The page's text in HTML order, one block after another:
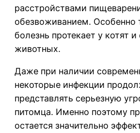
расстройствами
обезвоживанием. Особенно
болезнь протекает у котят
животных.
Даже при наличии
некоторые инфекции
представлять серьезную
питомца. Именно поэтому
остается значительно